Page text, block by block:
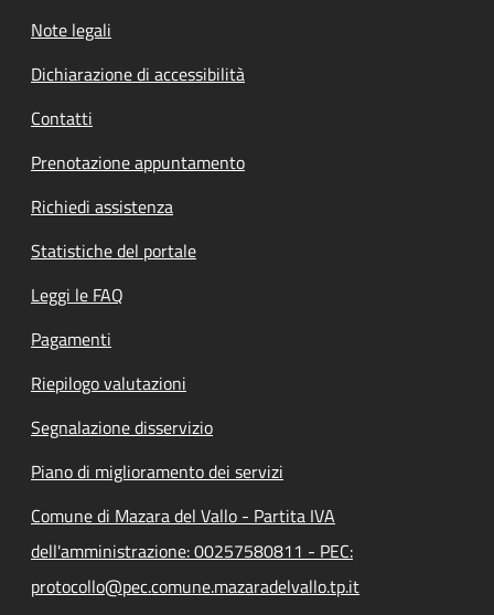
Note legali
Dichiarazione di accessibilità
Contatti
Prenotazione appuntamento
Richiedi assistenza
Statistiche del portale
Leggi le FAQ
Pagamenti
Riepilogo valutazioni
Segnalazione disservizio
Piano di miglioramento dei servizi
Comune di Mazara del Vallo - Partita IVA
dell'amministrazione: 00257580811 - PEC:
protocollo@pec.comune.mazaradelvallo.tp.it